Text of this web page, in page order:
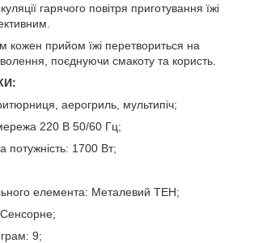
гарячого повітря приготування їжі
кожен прийом їжі перетвориться на
поєднуючи смакоту та користь.
аерогриль, мультипіч;
220 В 50/60 Гц;
потужність: 1700 Вт;
елемента: Металевий ТЕН;
9;